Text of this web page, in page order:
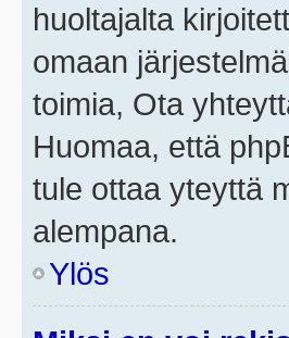
huoltajalta
omaan
toimia, Ota
Huomaa, että
tule ottaa yteyttä
alempana.
Ylös